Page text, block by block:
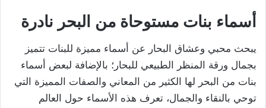
أسماء بنات مستوحاة من البحر نادرة
يبحث محبي وعشاق البحار عن أسماء مميزة للبنات تتميز
بجمال ورقة المنظر الطبيعي للبحار؛ بالإضافة لبعض أسماء
بنات من البحر لها الكثير من المعاني والصفات المميزة التي
توحي بالنقاء والجمال، تعرف هذه الأسماء حول العالم